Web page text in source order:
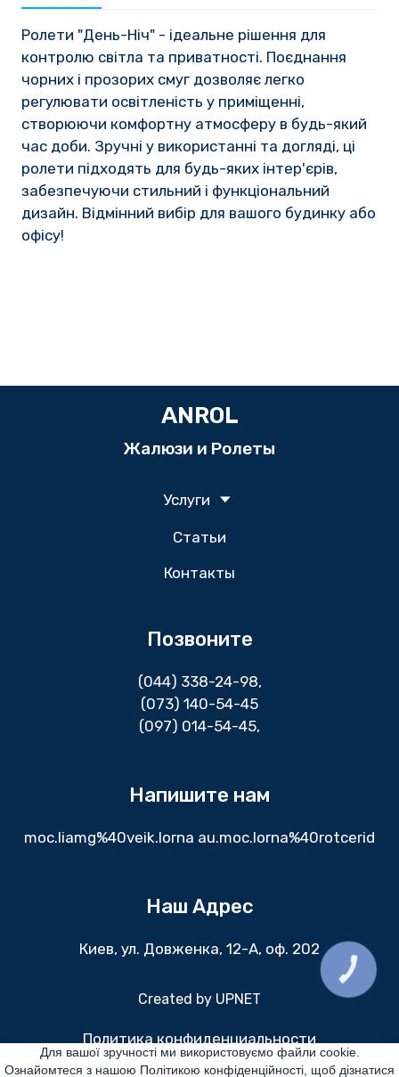
Ролети "День-Ніч" - ідеальне рішення для
контролю світла та приватності. Поєднання
чорних і прозорих смуг дозволяє легко
регулювати освітленість у приміщенні,
створюючи комфортну атмосферу в будь-який
час доби. Зручні у використанні та догляді, ці
ролети підходять для будь-яких інтер'єрів,
забезпечуючи стильний і функціональний
дизайн. Відмінний вибір для вашого будинку або
офісу!
ANROL
Жалюзи и Ролеты
Услуги
Статьи
Контакты
Позвоните
(044) 338-24-98,
(073) 140-54-45
(097) 014-54-45,
Напишите нам
moc.liamg%40veik.lorna au.moc.lorna%40rotcerid
Наш Адрес
Киев, ул. Довженка, 12-А, оф. 202
Created by UPNET
Политика конфиденциальности
Для вашої зручності ми використовуємо файли cookie.
Ознайомтеся з нашою Політикою конфіденційності, щоб дізнатися
КНОПКА
ЗВ'ЯЗКУ